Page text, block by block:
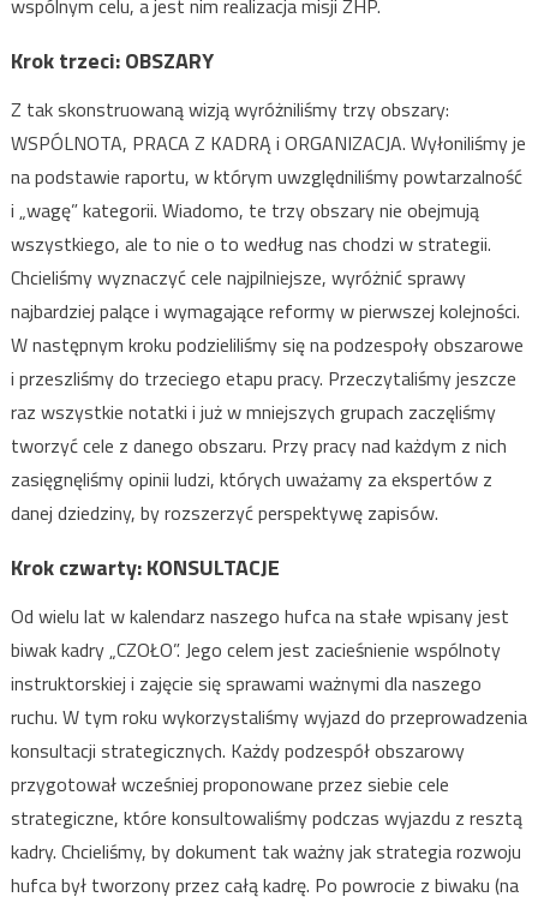
wspólnym celu, a jest nim realizacja misji ZHP.
Krok trzeci: OBSZARY
Z tak skonstruowaną wizją wyróżniliśmy trzy obszary:
WSPÓLNOTA, PRACA Z KADRĄ i ORGANIZACJA. Wyłoniliśmy je
na podstawie raportu, w którym uwzględniliśmy powtarzalność
i „wagę” kategorii. Wiadomo, te trzy obszary nie obejmują
wszystkiego, ale to nie o to według nas chodzi w strategii.
Chcieliśmy wyznaczyć cele najpilniejsze, wyróżnić sprawy
najbardziej palące i wymagające reformy w pierwszej kolejności.
W następnym kroku podzieliliśmy się na podzespoły obszarowe
i przeszliśmy do trzeciego etapu pracy. Przeczytaliśmy jeszcze
raz wszystkie notatki i już w mniejszych grupach zaczęliśmy
tworzyć cele z danego obszaru. Przy pracy nad każdym z nich
zasięgnęliśmy opinii ludzi, których uważamy za ekspertów z
danej dziedziny, by rozszerzyć perspektywę zapisów.
Krok czwarty: KONSULTACJE
Od wielu lat w kalendarz naszego hufca na stałe wpisany jest
biwak kadry „CZOŁO”. Jego celem jest zacieśnienie wspólnoty
instruktorskiej i zajęcie się sprawami ważnymi dla naszego
ruchu. W tym roku wykorzystaliśmy wyjazd do przeprowadzenia
konsultacji strategicznych. Każdy podzespół obszarowy
przygotował wcześniej proponowane przez siebie cele
strategiczne, które konsultowaliśmy podczas wyjazdu z resztą
kadry. Chcieliśmy, by dokument tak ważny jak strategia rozwoju
hufca był tworzony przez całą kadrę. Po powrocie z biwaku (na